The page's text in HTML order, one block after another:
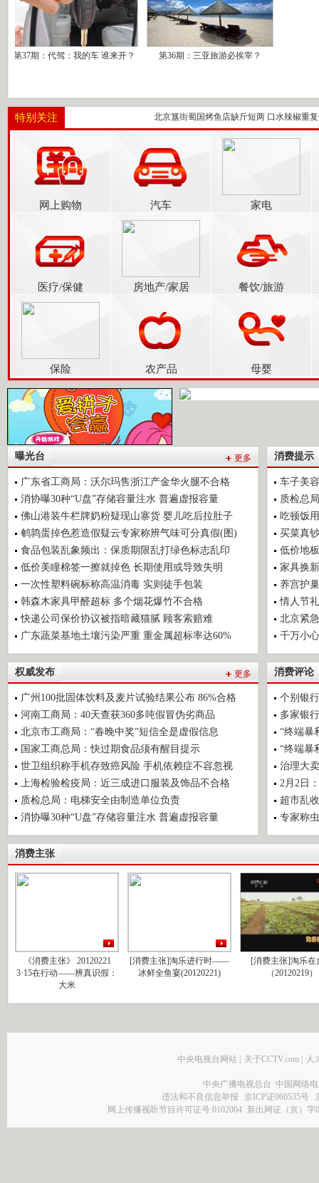
期：代驾：我的车 谁来开？ 第36期：三亚旅游必挨宰？
特别关注
业潜规则 地板检验证书可花钱买 北京簋街蜀国烤鱼店缺斤短两 口水辣椒重复
网上购物 汽车 家电
医疗/保健 房地产/家居 餐饮/旅游
保险 农产品 母婴
曝光台 更多
广东省工商局：沃尔玛售浙江产金华火腿不合格
消协曝30种“U盘”存储容量注水 普遍虚报容量
佛山港装牛栏牌奶粉疑现山寨货 婴儿吃后拉肚子
鹌鹑蛋掉色惹造假疑云专家称辨气味可分真假(图)
食品包装乱象频出：保质期限乱打绿色标志乱印
低价美瞳棉签一擦就掉色 长期使用或导致失明
一次性塑料碗标称高温消毒 实则徒手包装
韩森木家具甲醛超标 多个烟花爆竹不合格
快递公司保价协议被指暗藏猫腻 顾客索赔难
广东蔬菜基地土壤污染严重 重金属超标率达60%
权威发布 更多
广州100批固体饮料及麦片试验结果公布 86%合格
河南工商局：40天查获360多吨假冒伪劣商品
北京市工商局：“春晚中奖”短信全是虚假信息
国家工商总局：快过期食品须有醒目提示
世卫组织称手机存致癌风险 手机依赖症不容忽视
上海检验检疫局：近三成进口服装及饰品不合格
质检总局：电梯安全由制造单位负责
消协曝30种“U盘”存储容量注水 普遍虚报容量
消费提示
车子美
质检总
吃顿饭
买菜真
低价地
家具换
养宫护
情人节
北京紧
千万小
消费评论
个别银
多家银
“终端暴
“终端暴
治理大
2月2日
超市乱
专家称
消费主张
《消费主张》 20120221
3·15在行动——辨真识假：
大米
[消费主张]淘乐进行时——
冰鲜全鱼宴(20120221)
[消费主张]淘乐在
（20120219）
中央电视台网站 | 关于CCTV.com | 人
中央广播电视总台 中国网络
违法和不良信息举报
京ICP证060535号
网上传播视听节目许可证号 0102004 新出网证（京）